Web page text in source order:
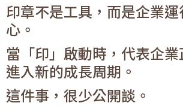
印章不是工具，而是企業
心。
當「印」啟動時，代表企
進入新的成長周期。
這件事，很少公開談。